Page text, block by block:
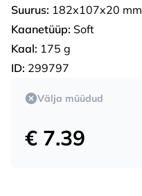
Suurus: 182x107x20 mm
Kaanetüüp: Soft
Kaal: 175 g
ID: 299797
Välja müüdud
€ 7.39